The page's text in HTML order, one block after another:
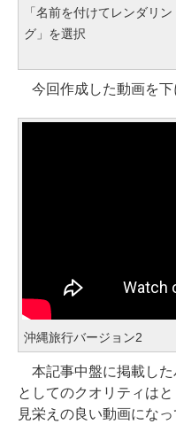
「名前を付けてレンダリン
グ」を選択
今回作成した動画を下
沖縄旅行バージョン2
本記事中盤に掲載した
としてのクオリティは
見栄えの良い動画になっ